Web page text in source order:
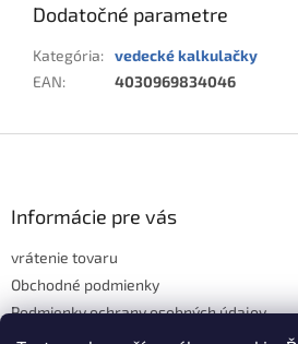
Dodatočné parametre
Kategória: vedecké kalkulačky
EAN: 4030969834046
Informácie pre vás
vrátenie tovaru
Obchodné podmienky
Podmienky ochrany osobných údajov
Hodnotenie obchodu